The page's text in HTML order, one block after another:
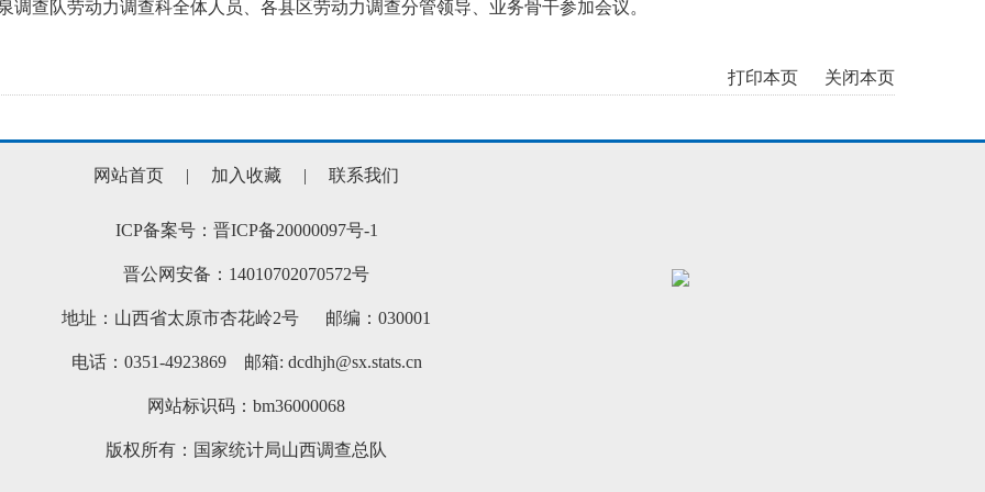
调查队劳动力调查科全体人员、各县区劳动力调查分管领导、业务骨干参加会议。
打印本页 关闭本页
网站首页 | 加入收藏 | 联系我们
ICP备案号：晋ICP备20000097号-1
晋公网安备：14010702070572号
地址：山西省太原市杏花岭2号 邮编：030001
电话：0351-4923869 邮箱: dcdhjh@sx.stats.cn
网站标识码：bm36000068
版权所有：国家统计局山西调查总队